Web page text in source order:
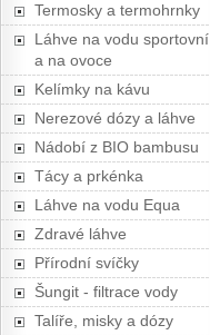
Termosky a termohrnky
Láhve na vodu sportovní
a na ovoce
Kelímky na kávu
Nerezové dózy a láhve
Nádobí z BIO bambusu
Tácy a prkénka
Láhve na vodu Equa
Zdravé láhve
Přírodní svíčky
Šungit - filtrace vody
Talíře, misky a dózy